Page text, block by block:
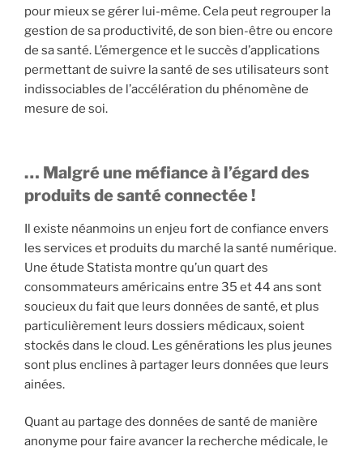
pour mieux se gérer lui-même. Cela peut regrouper la
gestion de sa productivité, de son bien-être ou encore
de sa santé. L’émergence et le succès d’applications
permettant de suivre la santé de ses utilisateurs sont
indissociables de l’accélération du phénomène de
mesure de soi.
… Malgré une méfiance à l’égard des
produits de santé connectée !
Il existe néanmoins un enjeu fort de confiance envers
les services et produits du marché la santé numérique.
Une étude Statista montre qu’un quart des
consommateurs américains entre 35 et 44 ans sont
soucieux du fait que leurs données de santé, et plus
particulièrement leurs dossiers médicaux, soient
stockés dans le cloud. Les générations les plus jeunes
sont plus enclines à partager leurs données que leurs
ainées.
Quant au partage des données de santé de manière
anonyme pour faire avancer la recherche médicale, le